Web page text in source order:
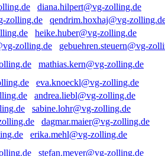
diana.hilpert@vg-zolling.de
qendrim.hoxhaj@vg-
heike.huber@vg-zolling.de
gebuehren.steuern@vg-
mathias.kern@vg-zolling.de
eva.knoeckl@vg-zolling.de
andrea.liebl@vg-zolling.de
sabine.lohr@vg-zolling.de
dagmar.maier@vg-zolling.de
erika.mehl@vg-zolling.de
stefan.meyer@vg-zolling.de